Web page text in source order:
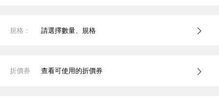
規格： 請選擇數量、規格
折價券 查看可使用的折價券